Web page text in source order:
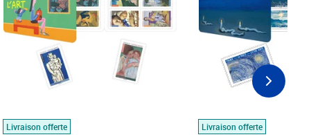
Livraison offerte
Livraison offerte